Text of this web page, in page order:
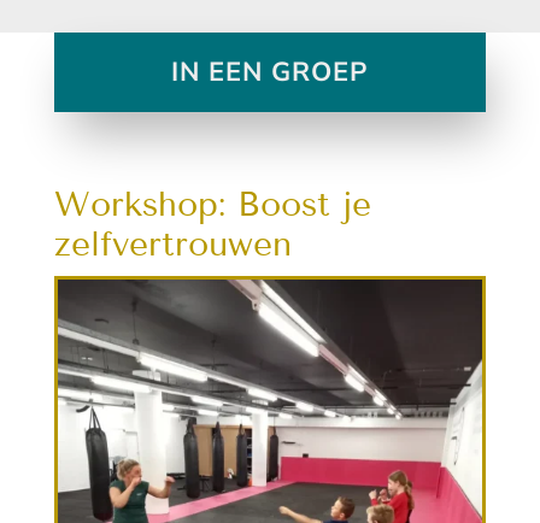
IN EEN GROEP
Workshop: Boost je
zelfvertrouwen